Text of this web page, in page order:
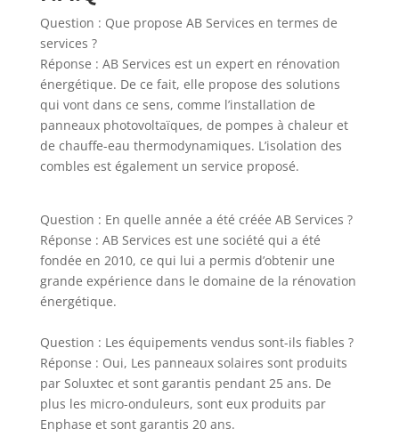
Question : Que propose AB Services en termes de
services ?
Réponse : AB Services est un expert en rénovation
énergétique. De ce fait, elle propose des solutions
qui vont dans ce sens, comme l’installation de
panneaux photovoltaïques, de pompes à chaleur et
de chauffe-eau thermodynamiques. L’isolation des
combles est également un service proposé.
Question : En quelle année a été créée AB Services ?
Réponse : AB Services est une société qui a été
fondée en 2010, ce qui lui a permis d’obtenir une
grande expérience dans le domaine de la rénovation
énergétique.
Question : Les équipements vendus sont-ils fiables ?
Réponse : Oui, Les panneaux solaires sont produits
par Soluxtec et sont garantis pendant 25 ans. De
plus les micro-onduleurs, sont eux produits par
Enphase et sont garantis 20 ans.